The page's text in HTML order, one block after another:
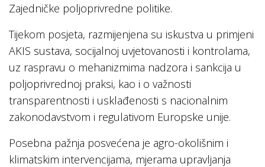
Zajedničke poljoprivredne politike.
Tijekom posjeta, razmijenjena su iskustva u primjeni
AKIS sustava, socijalnoj uvjetovanosti i kontrolama,
uz raspravu o mehanizmima nadzora i sankcija u
poljoprivrednoj praksi, kao i o važnosti
transparentnosti i usklađenosti s nacionalnim
zakonodavstvom i regulativom Europske unije.
Posebna pažnja posvećena je agro-okolišnim i
klimatskim intervencijama, mjerama upravljanja